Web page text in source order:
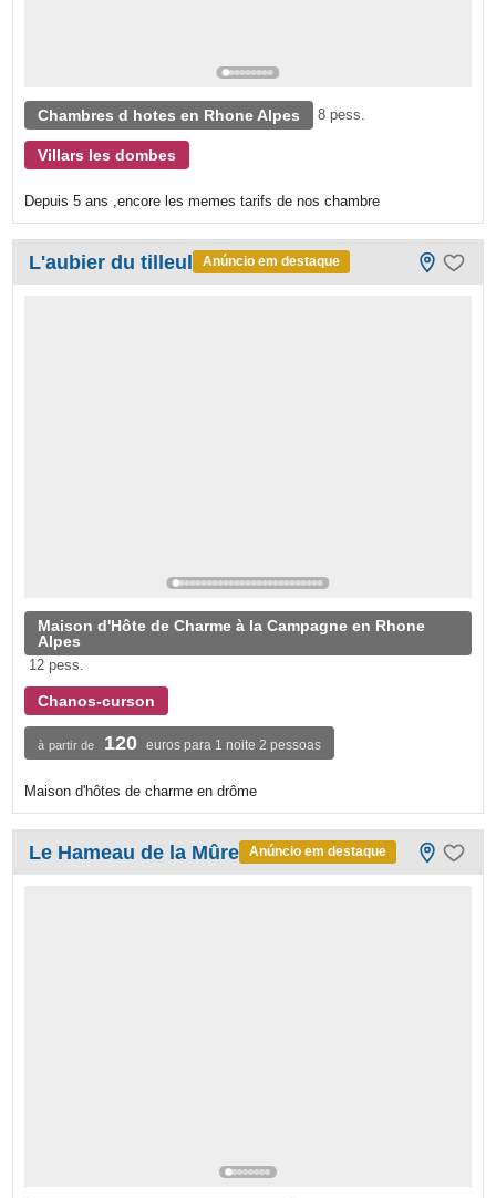
Chambres d hotes en Rhone Alpes 8 pess.
Villars les dombes
Depuis 5 ans ,encore les memes tarifs de nos chambre
L'aubier du tilleul Anúncio em destaque
Maison d'Hôte de Charme à la Campagne en Rhone
Alpes
12 pess.
Chanos-curson
à partir de 120 euros para 1 noite 2 pessoas
Maison d'hôtes de charme en drôme
Le Hameau de la Mûre Anúncio em destaque